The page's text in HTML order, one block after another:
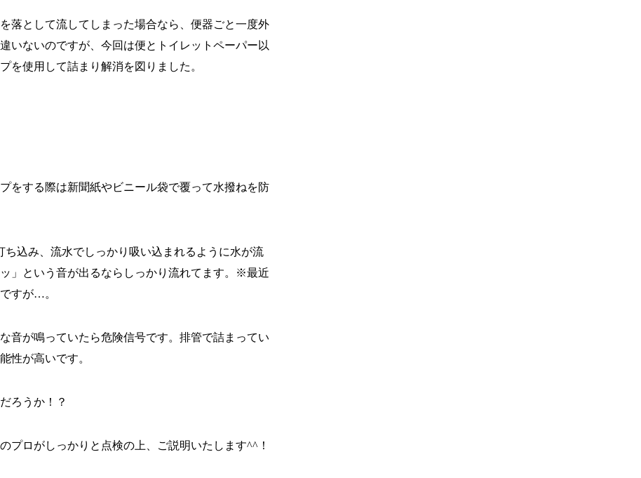
落として流してしまった場合なら、便器ごと一度外
いないのですが、今回は便とトイレットペーパー以
を使用して詰まり解消を図りました。
をする際は新聞紙やビニール袋で覆って水撥ねを防
込み、流水でしっかり吸い込まれるように水が流
」という音が出るならしっかり流れてます。※最近
すが…。
音が鳴っていたら危険信号です。排管で詰まってい
性が高いです。
ろうか！？
プロがしっかりと点検の上、ご説明いたします^^！